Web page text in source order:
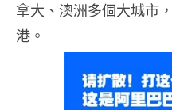
拿大、澳洲多個大城市
港。